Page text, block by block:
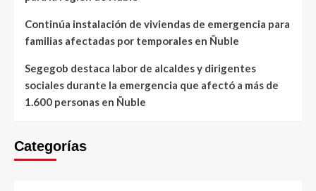
Continúa instalación de viviendas de emergencia para
familias afectadas por temporales en Ñuble
Segegob destaca labor de alcaldes y dirigentes
sociales durante la emergencia que afectó a más de
1.600 personas en Ñuble
Categorías